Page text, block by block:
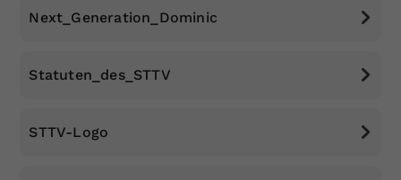
Next_Generation_Dominic
Statuten_des_STTV
STTV-Logo
Zweck
Dieser Wert speichert Ihre Consent-
historische Speicherung Ihrer